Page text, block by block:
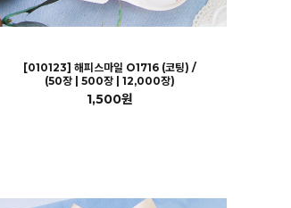
[010123] 해피스마일 O1716 (코팅) /
(50장 | 500장 | 12,000장)
1,500원